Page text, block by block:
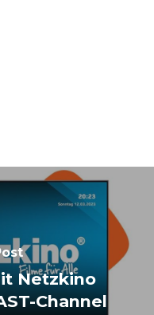
Netzkino
Channel